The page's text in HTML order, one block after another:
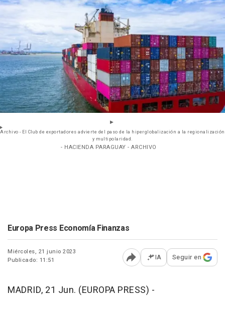
Archivo - El Club de exportadores advierte del paso de la hiperglobalización a la regionalización
y multipolaridad.
- HACIENDA PARAGUAY - ARCHIVO
Europa Press Economía Finanzas
Miércoles, 21 junio 2023
Publicado: 11:51
Abrir opciones para
IA Seguir en
MADRID, 21 Jun. (EUROPA PRESS) -